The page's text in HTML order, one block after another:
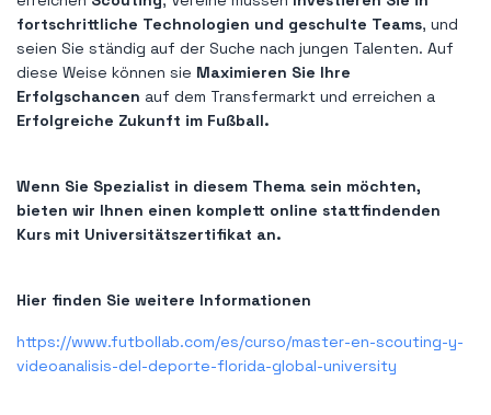
fortschrittliche Technologien und geschulte Teams, und
seien Sie ständig auf der Suche nach jungen Talenten. Auf
diese Weise können sie Maximieren Sie Ihre
Erfolgschancen auf dem Transfermarkt und erreichen a
Erfolgreiche Zukunft im Fußball.
Wenn Sie Spezialist in diesem Thema sein möchten,
bieten wir Ihnen einen komplett online stattfindenden
Kurs mit Universitätszertifikat an.
Hier finden Sie weitere Informationen
https://www.futbollab.com/es/curso/master-en-scouting-y-
videoanalisis-del-deporte-florida-global-university